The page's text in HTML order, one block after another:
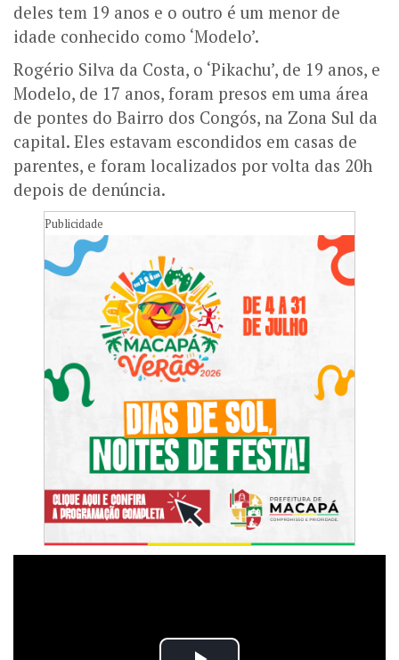
deles tem 19 anos e o outro é um menor de
idade conhecido como ‘Modelo’.
Rogério Silva da Costa, o ‘Pikachu’, de 19 anos, e
Modelo, de 17 anos, foram presos em uma área
de pontes do Bairro dos Congós, na Zona Sul da
capital. Eles estavam escondidos em casas de
parentes, e foram localizados por volta das 20h
depois de denúncia.
Publicidade